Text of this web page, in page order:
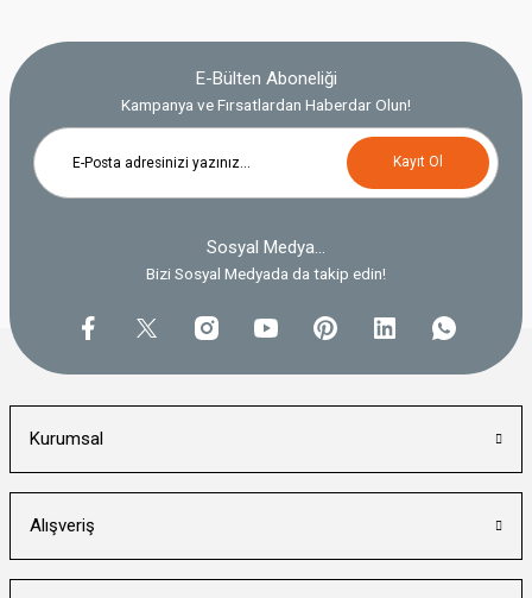
E-Bülten Aboneliği
Kampanya ve Fırsatlardan Haberdar Olun!
Kayıt Ol
Sosyal Medya...
Bizi Sosyal Medyada da takip edin!
Kurumsal
Alışveriş